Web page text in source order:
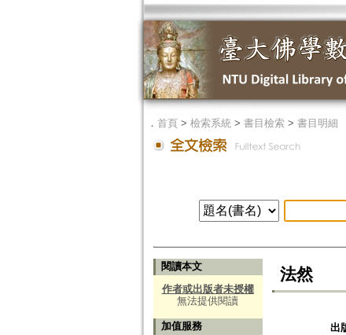
． 首頁> 檢索系統> 書目檢索> 書目明細
閱讀本文
作者或出版者未授權
無法提供閱讀
加值服務
法然
出